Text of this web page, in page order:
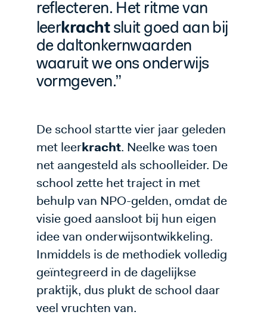
reflecteren. Het ritme van
leerkrachtsluit goed aan bij
de daltonkernwaarden
waaruit we ons onderwijs
vormgeven.”
De school startte vier jaar geleden
met leerkracht. Neelke was toen
net aangesteld als schoolleider. De
school zette het traject in met
behulp van NPO-gelden, omdat de
visie goed aansloot bij hun eigen
idee van onderwijsontwikkeling.
Inmiddels is de methodiek volledig
geïntegreerd in de dagelijkse
praktijk, dus plukt de school daar
veel vruchten van.